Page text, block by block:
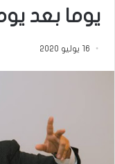
يوما بعد
16 يوليو 2020